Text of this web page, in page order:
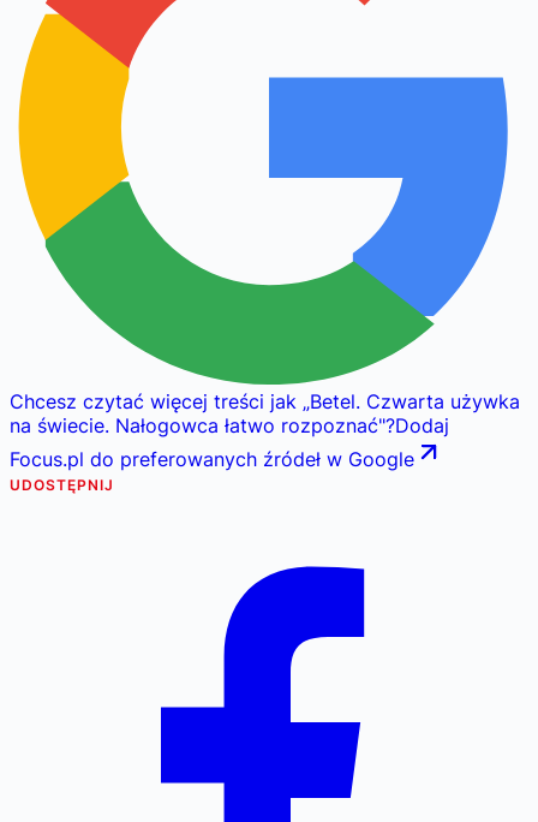
Chcesz czytać więcej treści jak „Betel. Czwarta używka
na świecie. Nałogowca łatwo rozpoznać"?Dodaj
Focus.pl do preferowanych źródeł w Google
UDOSTĘPNIJ